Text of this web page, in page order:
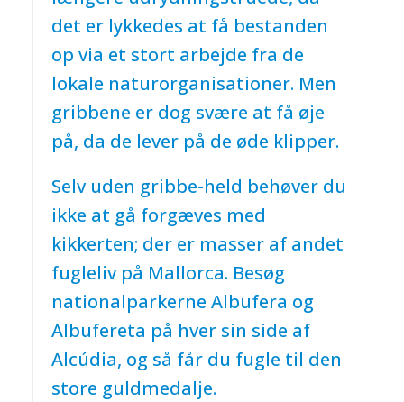
det er lykkedes at få bestanden
op via et stort arbejde fra de
lokale naturorganisationer. Men
gribbene er dog svære at få øje
på, da de lever på de øde klipper.
Selv uden gribbe-held behøver du
ikke at gå forgæves med
kikkerten; der er masser af andet
fugleliv på Mallorca. Besøg
nationalparkerne Albufera og
Albufereta på hver sin side af
Alcúdia, og så får du fugle til den
store guldmedalje.